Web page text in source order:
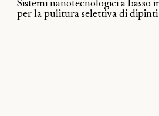
Sistemi nanotecnologici a basso
per la pulitura selettiva di